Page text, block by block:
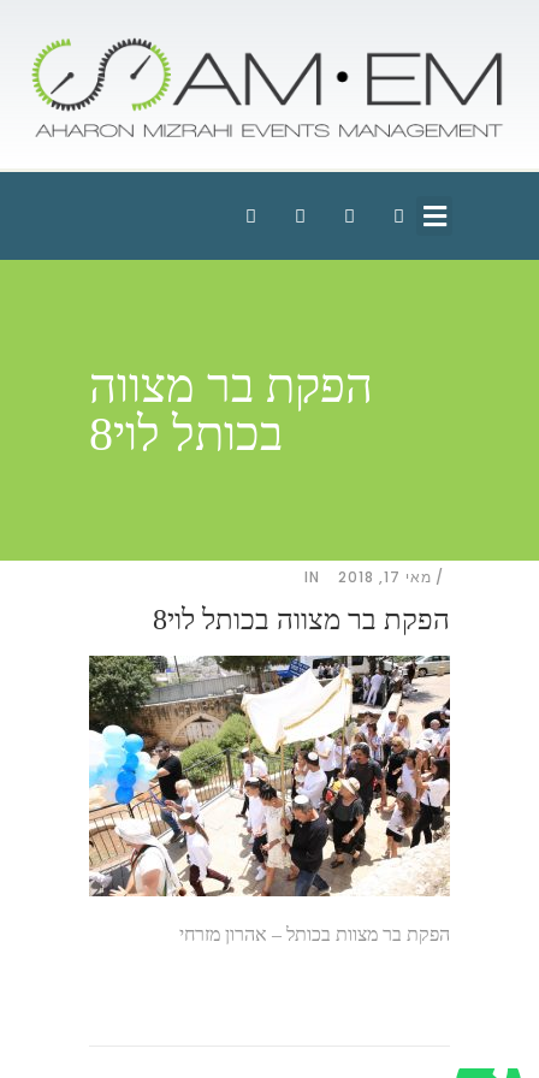
הפקת בר מצווה
בכותל לוי8
מאי 17, 2018 IN
הפקת בר מצווה בכותל לוי8
הפקת בר מצוות בכותל – אהרון מזרחי